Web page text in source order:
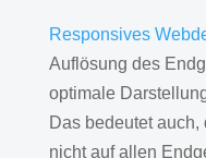
Responsives
Auflösung des
optimale
Das bedeutet auch,
nicht auf allen